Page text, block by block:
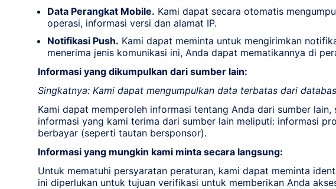
Data Perangkat Mobile. Kami dapat secara otomatis
operasi, informasi versi dan alamat IP.
Notifikasi Push. Kami dapat meminta untuk mengirimkan
menerima jenis komunikasi ini, Anda dapat mematikannya di
Informasi yang dikumpulkan dari sumber lain:
Singkatnya: Kami dapat mengumpulkan data terbatas dari
Kami dapat memperoleh informasi tentang Anda dari sumber
informasi yang kami terima dari sumber lain meliputi: informasi
berbayar (seperti tautan bersponsor).
Informasi yang mungkin kami minta secara langsung:
Untuk mematuhi persyaratan peraturan, kami dapat meminta
ini diperlukan untuk tujuan verifikasi untuk memberikan Anda